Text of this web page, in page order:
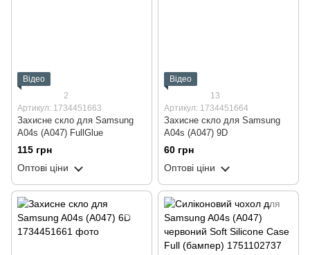
Відео
2
Артикул: 1734451663
Захисне скло для Samsung
A04s (A047) FullGlue
115 грн
Оптові ціни
Відео
13
Артикул: 1734451664
Захисне скло для Samsung
A04s (A047) 9D
60 грн
Оптові ціни